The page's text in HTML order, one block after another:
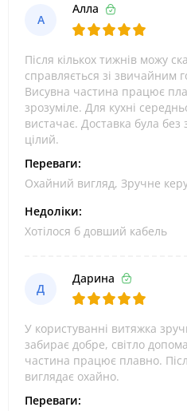
А
Алла
Після кількох тижнів можу
справляється зі звичайним
Висувна частина працює
зрозуміле. Для кухні
вистачає. Доставка була
цілий.
Переваги:
Охайний вигляд, Зручне
Недоліки:
Хотілося б довший кабель
Д
Дарина
У користуванні витяжка
забирає добре, світло
частина працює плавно.
виглядає охайно.
Переваги: